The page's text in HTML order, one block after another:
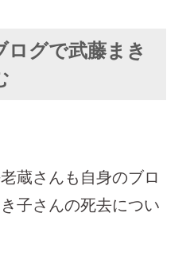
ログで武藤まき
蔵さんも自身のブロ
子さんの死去につい